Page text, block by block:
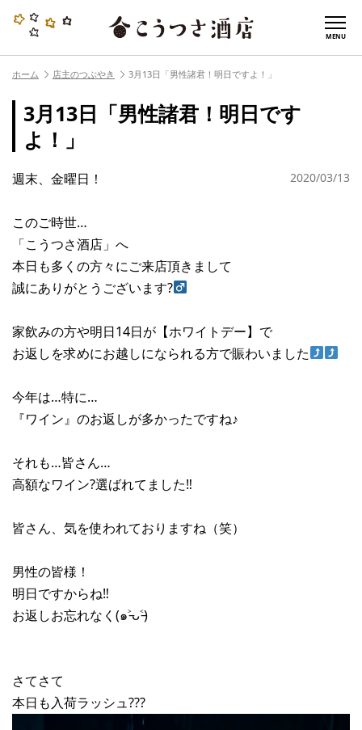
MENU
ホーム 店主のつぶやき 3月13日「男性諸君！明日ですよ！」
3月13日「男性諸君！明日です
よ！」
2020/03/13
週末、金曜日！
このご時世…
「こうつさ酒店」へ
本日も多くの方々にご来店頂きまして
誠にありがとうございます?‍
家飲みの方や明日14日が【ホワイトデー】で
お返しを求めにお越しになられる方で賑わいました
今年は…特に…
『ワイン』のお返しが多かったですね♪
それも…皆さん…
高額なワイン?選ばれてました‼︎
皆さん、気を使われておりますね（笑）
男性の皆様！
明日ですからね‼︎
お返しお忘れなく(๑˃̵ᴗ˂̵)
さてさて
本日も入荷ラッシュ???